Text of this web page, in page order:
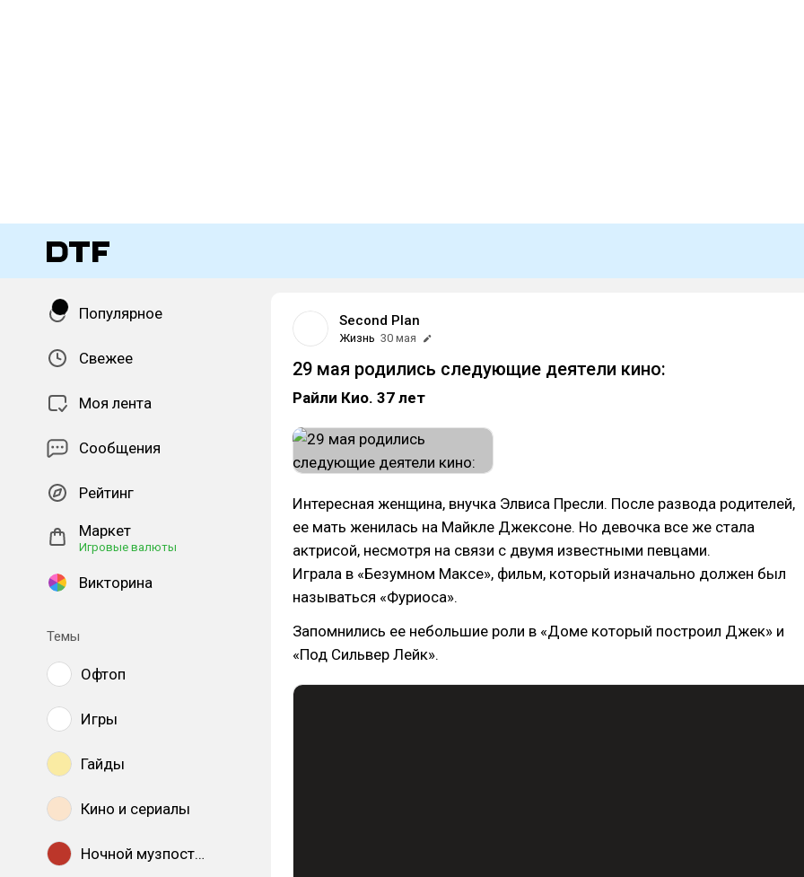
Популярное
Свежее
Моя лента
Сообщения
Рейтинг
Маркет
Игровые валюты
Викторина
Темы
Офтоп
Игры
Гайды
Кино и сериалы
Ночной музпостинг
Second Plan
Жизнь 30 мая
29 мая родились следующие деятели кино:
Райли Кио. 37 лет
Интересная женщина, внучка Элвиса Пресли. После развода родителей,
ее мать женилась на Майкле Джексоне. Но девочка все же стала
актрисой, несмотря на связи с двумя известными певцами.
Играла в «Безумном Максе», фильм, который изначально должен был
называться «Фуриоса».
Запомнились ее небольшие роли в «Доме который построил Джек» и
«Под Сильвер Лейк».